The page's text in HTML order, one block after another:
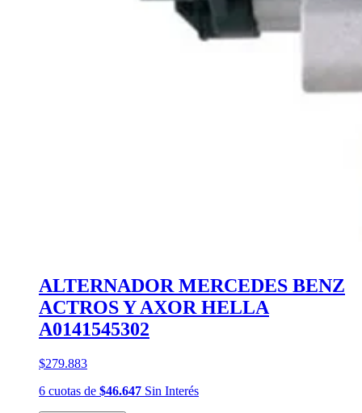
ALTERNADOR MERCEDES BENZ
ACTROS Y AXOR HELLA
A0141545302
$279.883
6 cuotas de $46.647 Sin Interés